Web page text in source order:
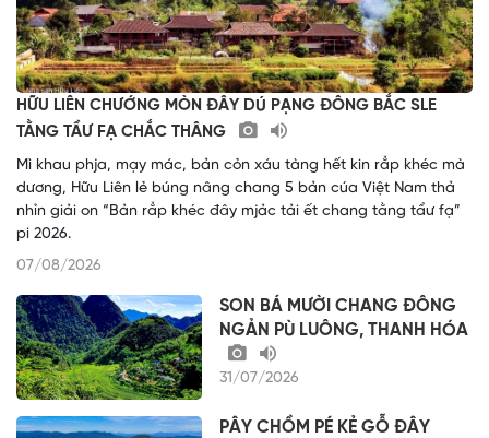
HỮU LIÊN CHƯỚNG MÒN ĐÂY DÚ PẠNG ĐÔNG BẮC SLE
TẰNG TẦƯ FẠ CHẮC THÂNG
Mì khau phja, mạy mác, bản cỏn xáu tàng hết kin rẳp khéc mà
dương, Hữu Liên lẻ búng nâng chang 5 bản cúa Việt Nam thả
nhỉn giải on “Bản rẳp khéc đây mjảc tải ết chang tằng tẩư fạ”
pi 2026.
07/08/2026
SON BÁ MƯỜI CHANG ĐÔNG
NGẢN PÙ LUÔNG, THANH HÓA
31/07/2026
PÂY CHỒM PÉ KẺ GỖ ĐÂY